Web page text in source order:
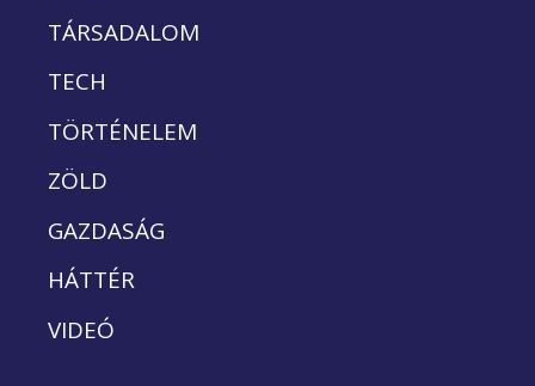
TÁRSADALOM
TECH
TÖRTÉNELEM
ZÖLD
GAZDASÁG
HÁTTÉR
VIDEÓ